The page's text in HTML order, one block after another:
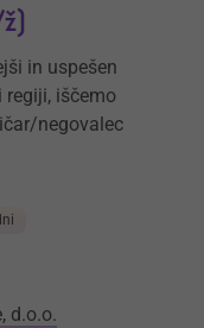
in uspešen
regiji, iščemo
negovalec
d.o.o.